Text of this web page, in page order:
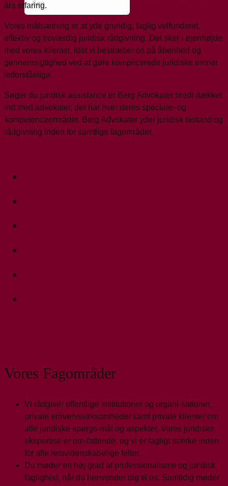
års erfaring.
Vores målsætning er at yde grundig, faglig velfunderet,
effektiv og troværdig juridisk rådgivning. Det sker i øjenhøjde
med vores klienter, idet vi bestræber os på åbenhed og
gennemsigtighed ved at gøre komplicerede juridiske emner
letforståelige.
Søger du juridisk assistance er Berg Advokater bredt dækket
ind med advokater, der har hver deres speciale- og
kompetenceområder. Berg Advokater yder juridisk bistand og
rådgivning inden for samtlige fagområder.
Vores Fagområder
Vi rådgiver offentlige institutioner og organi-sationer,
private erhvervsvirksomheder samt private klienter om
alle juridiske spørgs-mål og aspekter. Vores juridiske
ekspertise er om-fattende, og vi er fagligt stærke inden
for alle retsvidenskabelige felter.
Du møder en høj grad af professionalisme og juridisk
faglighed, når du henvender dig til os. Samtidig møder